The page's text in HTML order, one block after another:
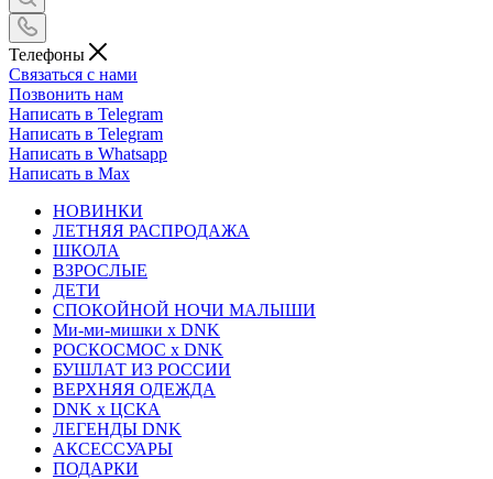
Телефоны
Связаться с нами
Позвонить нам
Написать в Telegram
Написать в Telegram
Написать в Whatsapp
Написать в Max
НОВИНКИ
ЛЕТНЯЯ РАСПРОДАЖА
ШКОЛА
ВЗРОСЛЫЕ
ДЕТИ
СПОКОЙНОЙ НОЧИ МАЛЫШИ
Ми-ми-мишки x DNK
РОСКОСМОС x DNK
БУШЛАТ ИЗ РОССИИ
ВЕРХНЯЯ ОДЕЖДА
DNK x ЦСКА
ЛЕГЕНДЫ DNK
АКСЕССУАРЫ
ПОДАРКИ